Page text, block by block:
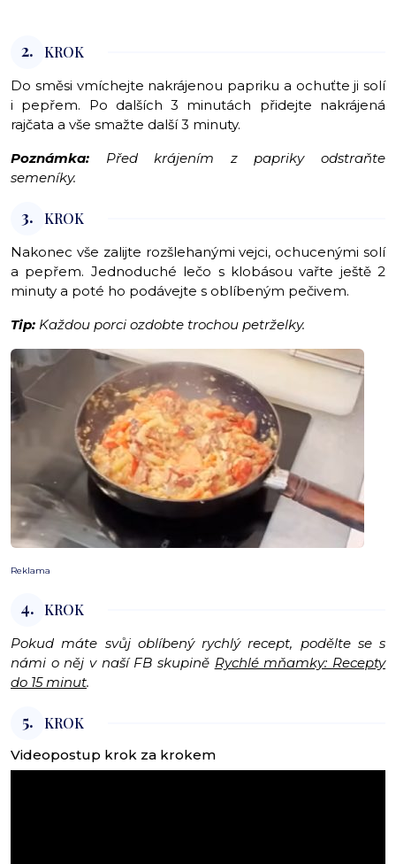
2. KROK
Do směsi vmíchejte nakrájenou papriku a ochuťte ji solí
i pepřem. Po dalších 3 minutách přidejte nakrájená
rajčata a vše smažte další 3 minuty.
Poznámka: Před krájením z papriky odstraňte
semeníky.
3. KROK
Nakonec vše zalijte rozšlehanými vejci, ochucenými solí
a pepřem. Jednoduché lečo s klobásou vařte ještě 2
minuty a poté ho podávejte s oblíbeným pečivem.
Tip: Každou porci ozdobte trochou petrželky.
Reklama
4. KROK
Pokud máte svůj oblíbený rychlý recept, podělte se s
námi o něj v naší FB skupině Rychlé mňamky: Recepty
do 15 minut.
5. KROK
Videopostup krok za krokem